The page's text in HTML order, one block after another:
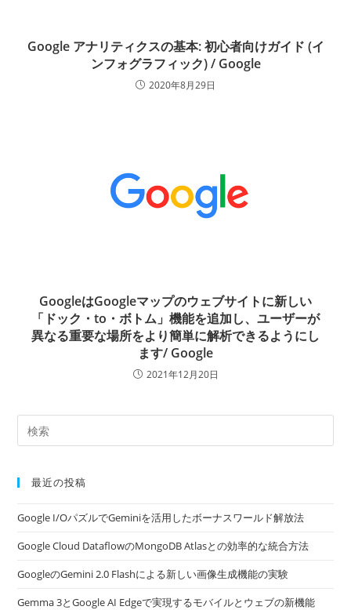
Google アナリティクスの基本: 初心者向けガイド (イ
ンフォグラフィック) / Google
2020年8月29日
GoogleはGoogleマップのウェブサイトに新しい
「ドック・to・ボトム」機能を追加し、ユーザーが
異なる重要な場所をより簡単に解析できるようにし
ます/ Google
2021年12月20日
最近の投稿
Google I/OパズルでGeminiを活用したボーナスワールド解放法
Google Cloud DataflowのMongoDB Atlasとの効率的な統合方法
GoogleのGemini 2.0 Flashによる新しい画像生成機能の実験
Gemma 3とGoogle AI Edgeで実現するモバイルとウェブの新機能